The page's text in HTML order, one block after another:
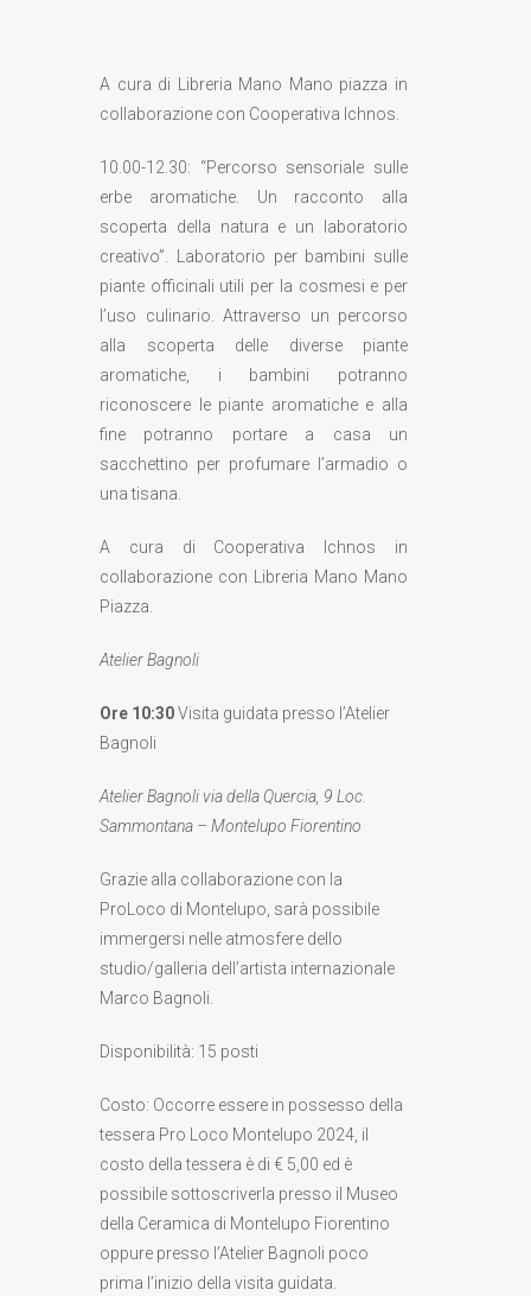
A cura di Libreria Mano Mano piazza in
collaborazione con Cooperativa Ichnos.
10.00-12.30: “Percorso sensoriale sulle
erbe aromatiche. Un racconto alla
scoperta della natura e un laboratorio
creativo”. Laboratorio per bambini sulle
piante officinali utili per la cosmesi e per
l’uso culinario. Attraverso un percorso
alla scoperta delle diverse piante
aromatiche, i bambini potranno
riconoscere le piante aromatiche e alla
fine potranno portare a casa un
sacchettino per profumare l’armadio o
una tisana.
A cura di Cooperativa Ichnos in
collaborazione con Libreria Mano Mano
Piazza.
Atelier Bagnoli
Ore 10:30Visita guidata presso l’Atelier
Bagnoli
Atelier Bagnoli via della Quercia, 9 Loc.
Sammontana – Montelupo Fiorentino
Grazie alla collaborazione con la
ProLoco di Montelupo, sarà possibile
immergersi nelle atmosfere dello
studio/galleria dell’artista internazionale
Marco Bagnoli.
Disponibilità: 15 posti
Costo: Occorre essere in possesso della
tessera Pro Loco Montelupo 2024, il
costo della tessera è di € 5,00 ed è
possibile sottoscriverla presso il Museo
della Ceramica di Montelupo Fiorentino
oppure presso l’Atelier Bagnoli poco
prima l’inizio della visita guidata.